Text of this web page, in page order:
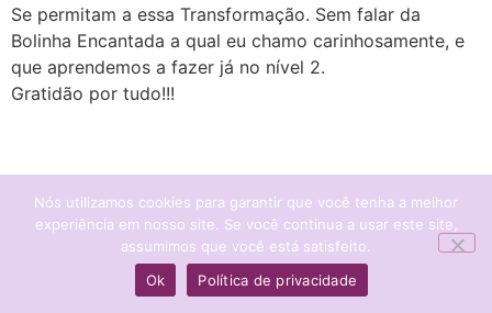
Se permitam a essa Transformação. Sem falar da
Bolinha Encantada a qual eu chamo carinhosamente, e
que aprendemos a fazer já no nível 2.
Gratidão por tudo!!!
Nós utilizamos cookies para garantir que você tenha a melhor
experiência em nosso site. Se você continua a usar este site,
assumimos que você está satisfeito.
Ok
Política de privacidade